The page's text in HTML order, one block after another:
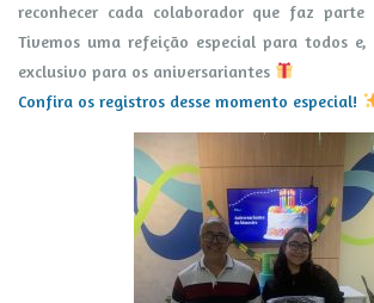
reconhecer cada colaborador que faz
Tivemos uma refeição especial para todos e,
exclusivo para os aniversariantes
Confira os registros desse momento especial!